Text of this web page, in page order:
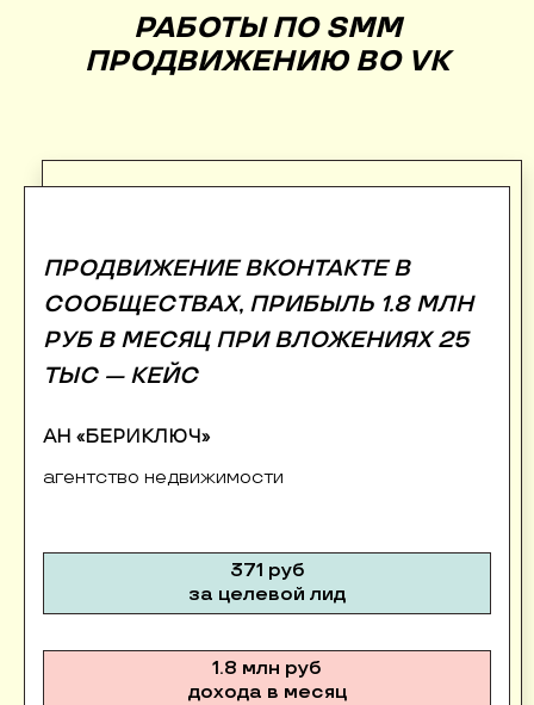
РАБОТЫ ПО SMM
ПРОДВИЖЕНИЮ ВО VK
ПРОДВИЖЕНИЕ ВКОНТАКТЕ В
СООБЩЕСТВАХ, ПРИБЫЛЬ 1.8 МЛН
РУБ В МЕСЯЦ ПРИ ВЛОЖЕНИЯХ 25
ТЫС — КЕЙС
АН «БЕРИКЛЮЧ»
агентство недвижимости
371 руб
за целевой лид
1.8 млн руб
дохода в месяц